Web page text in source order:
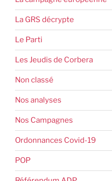
La GRS décrypte
Le Parti
Les Jeudis de Corbera
Non classé
Nos analyses
Nos Campagnes
Ordonnances Covid-19
POP